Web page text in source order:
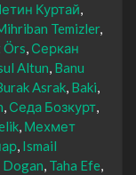
Куртай
Temizler
Örs Серкан
Altun Banu
Asrak Baki
Седа Бозкурт
Мехмет
Ismail
Dogan Taha Efe